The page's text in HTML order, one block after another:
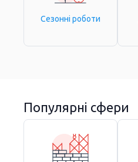
Сезонні роботи
Популярні сфери